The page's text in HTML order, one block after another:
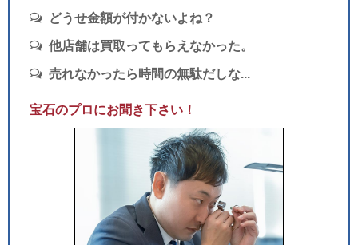
どうせ金額が付かないよね？
他店舗は買取ってもらえなかった。
売れなかったら時間の無駄だしな...
宝石のプロにお聞き下さい！